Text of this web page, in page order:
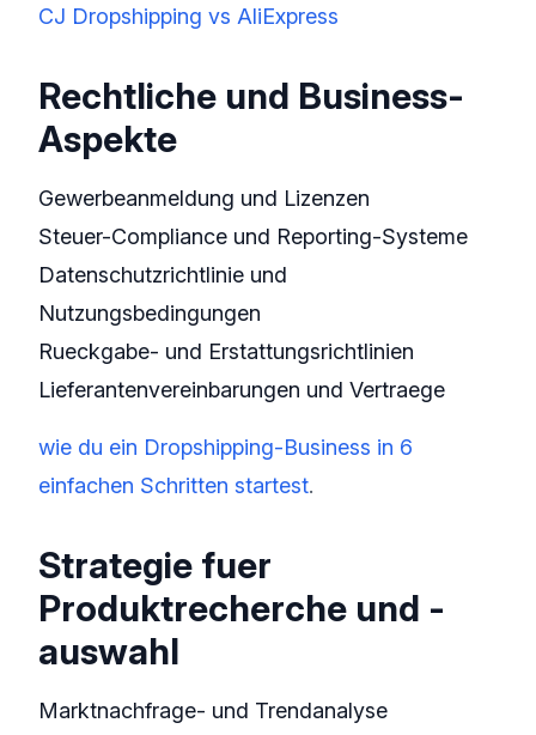
CJ Dropshipping vs AliExpress
Rechtliche und Business-
Aspekte
Gewerbeanmeldung und Lizenzen
Steuer-Compliance und Reporting-Systeme
Datenschutzrichtlinie und
Nutzungsbedingungen
Rueckgabe- und Erstattungsrichtlinien
Lieferantenvereinbarungen und Vertraege
wie du ein Dropshipping-Business in 6
einfachen Schritten startest.
Strategie fuer
Produktrecherche und -
auswahl
Marktnachfrage- und Trendanalyse